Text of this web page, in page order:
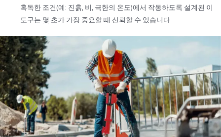
혹독한 조건(예: 진흙, 비, 극한의 온도)에서 작동하도록 설계된 이
도구는 몇 초가 가장 중요할 때 신뢰할 수 있습니다.